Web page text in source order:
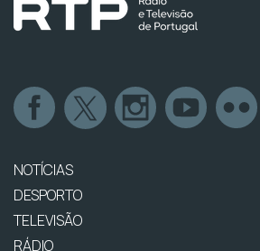
NOTÍCIAS
DESPORTO
TELEVISÃO
RÁDIO